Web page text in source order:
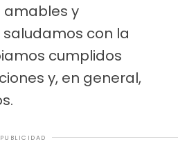
amables y
saludamos con la
cumplidos
y, en general,
PUBLICIDAD